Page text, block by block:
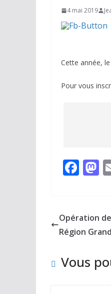
4 mai 2019
Cette année,
Pour vous
F
b
o
k
d
o
Opération
Région
Vous